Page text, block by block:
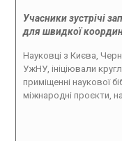
Учасники зустрічі
для швидкої
Науковці з Києва,
УжНУ, ініціювали
приміщенні наукової
міжнародні проєкти,